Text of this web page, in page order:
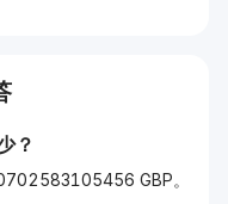
？
GBP。